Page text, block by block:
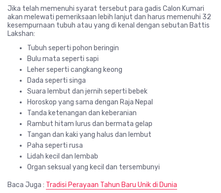
Jika telah memenuhi syarat tersebut para gadis Calon Kumari
akan melewati pemeriksaan lebih lanjut dan harus memenuhi 32
kesempurnaan tubuh atau yang di kenal dengan sebutan Battis
Lakshan:
Tubuh seperti pohon beringin
Bulu mata seperti sapi
Leher seperti cangkang keong
Dada seperti singa
Suara lembut dan jernih seperti bebek
Horoskop yang sama dengan Raja Nepal
Tanda ketenangan dan keberanian
Rambut hitam lurus dan bermata gelap
Tangan dan kaki yang halus dan lembut
Paha seperti rusa
Lidah kecil dan lembab
Organ seksual yang kecil dan tersembunyi
Baca Juga : Tradisi Perayaan Tahun Baru Unik di Dunia